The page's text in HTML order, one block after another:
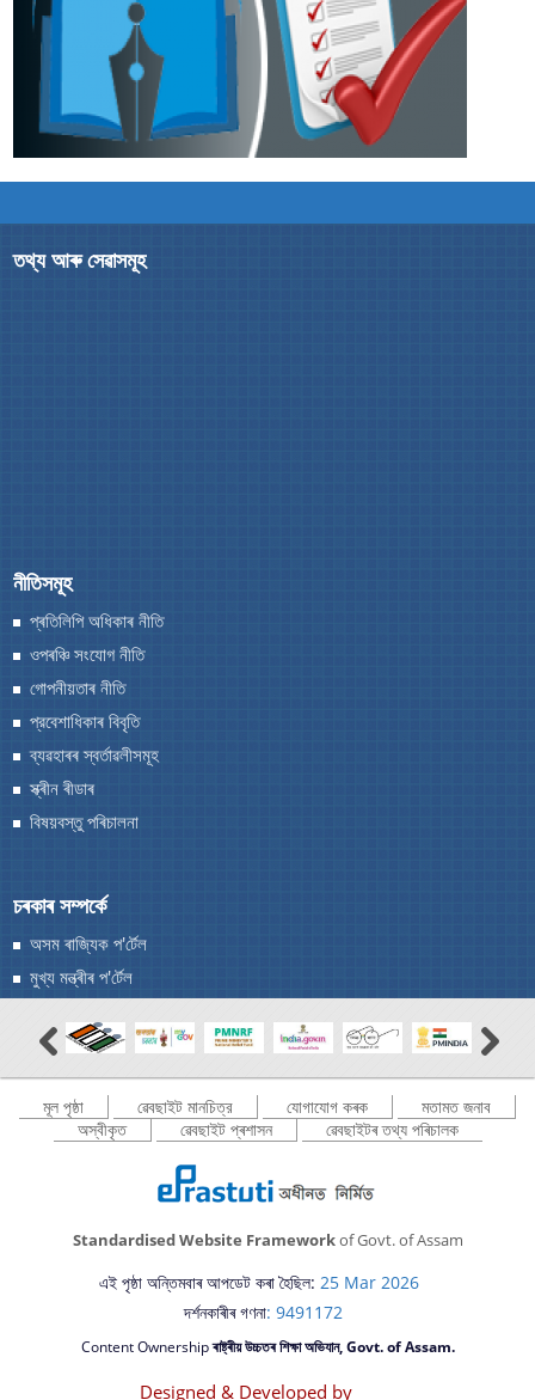
তথ্য আৰু সেৱাসমূহ
নীতিসমূহ
প্ৰতিলিপি অধিকাৰ নীতি
ওপৰঞ্চি সংযোগ নীতি
গোপনীয়তাৰ নীতি
প্রবেশাধিকাৰ বিবৃতি
ব্যৱহাৰৰ স্বর্তাৱলীসমূহ
স্ক্ৰীন ৰীডাৰ
বিষয়বস্তু পৰিচালনা
চৰকাৰ সম্পৰ্কে
অসম ৰাজ্যিক প'ৰ্টেল
মুখ্য মন্ত্ৰীৰ প'ৰ্টেল
মূল পৃষ্ঠা ৱেবছাইট মানচিত্র যোগাযোগ কৰক
মতামত জনাব
অস্বীকৃত
ৱেবছাইট প্ৰশাসন ৱেবছাইটৰ তথ্য পৰিচালক
Standardised Website Frameworkof Govt. of Assam
এই পৃষ্ঠা অন্তিমবাৰ আপডেট কৰা হৈছিল: 25 Mar 2026
দৰ্শনকাৰীৰ গণনা: 9491172
Content Ownershipৰাষ্ট্ৰীয় উচ্চতৰ শিক্ষা অভিযান, Govt. of Assam.
Designed & Developed by